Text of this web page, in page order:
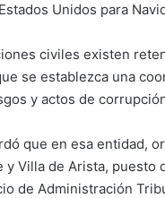
Unidos para
civiles existen
se establezca una
y actos de
que en esa entidad,
Villa de Arista, puesto
de Administración